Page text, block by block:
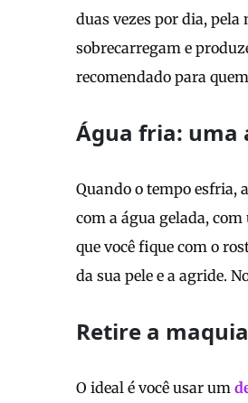
duas vezes por dia, pela
sobrecarregam e
recomendado para
Água fria: uma
Quando o tempo esfria,
com a água gelada,
que você fique com o
da sua pele e a agride.
Retire a
O ideal é você usar um